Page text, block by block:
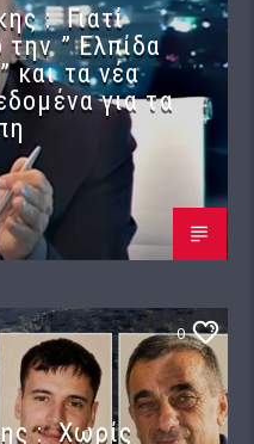
: Γιατί
” Ελπίδα
και τα νέα
για τα
0
: Χωρίς